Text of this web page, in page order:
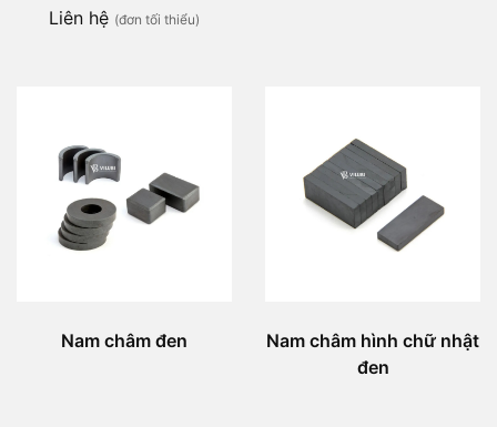
Liên hệ (đơn tối thiểu)
Nam châm đen
Nam châm hình chữ nhật
đen